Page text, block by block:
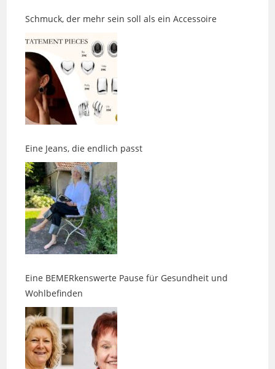
Eine Jeans, die endlich passt
Eine BEMERkenswerte Pause für Gesundheit und